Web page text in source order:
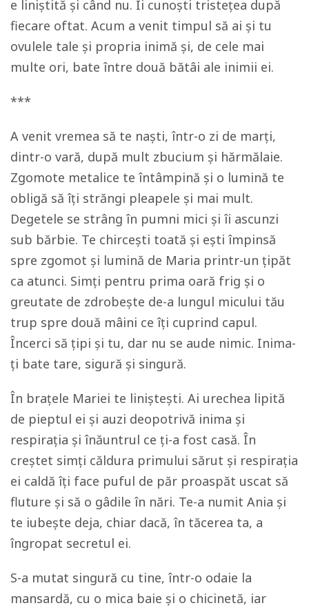
e liniștită și când nu. Îi cunoști tristețea după
fiecare oftat. Acum a venit timpul să ai și tu
ovulele tale și propria inimă și, de cele mai
multe ori, bate între două bătâi ale inimii ei.
***
A venit vremea să te naști, într-o zi de marți,
dintr-o vară, după mult zbucium și hărmălaie.
Zgomote metalice te întâmpină și o lumină te
obligă să îți străngi pleapele și mai mult.
Degetele se strâng în pumni mici și îi ascunzi
sub bărbie. Te chircești toată și ești împinsă
spre zgomot și lumină de Maria printr-un țipăt
ca atunci. Simți pentru prima oară frig și o
greutate de zdrobește de-a lungul micului tău
trup spre două mâini ce îți cuprind capul.
Încerci să țipi și tu, dar nu se aude nimic. Inima-
ți bate tare, sigură și singură.
În brațele Mariei te liniștești. Ai urechea lipită
de pieptul ei și auzi deopotrivă inima și
respirația și înăuntrul ce ți-a fost casă. În
creștet simți căldura primului sărut și respirația
ei caldă îți face puful de păr proaspăt uscat să
fluture și să o gâdile în nări. Te-a numit Ania și
te iubește deja, chiar dacă, în tăcerea ta, a
îngropat secretul ei.
S-a mutat singură cu tine, într-o odaie la
mansardă, cu o mica baie și o chicinetă, iar